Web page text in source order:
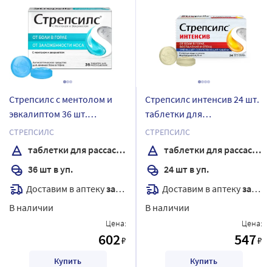
Стрепсилс с ментолом и
эвкалиптом 36 шт.
таблетки для
рассасывания
СТРЕПСИЛС
таблетки для рассасывания
36 шт в уп.
Доставим в аптекузавтра
В наличии
Цена:
602₽
Купить
Стрепсилс интенсив 24 шт.
таблетки для
рассасывания вкус медово-
лимонные
СТРЕПСИЛС
таблетки для рассасывания
24 шт в уп.
Доставим в аптекузавтра
В наличии
Цена:
547₽
Купить